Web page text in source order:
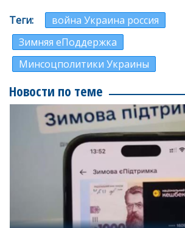
Теги
война Украина россия
Зимняя еПоддержка
Минсоцполитики Украины
Новости по теме